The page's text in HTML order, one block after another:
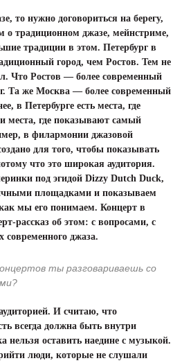
то нужно договориться на берегу,
о традиционном джазе, мейнстриме,
традиции в этом. Петербург в
город, чем Ростов. Тем не
Что Ростов — более современный
Та же Москва — более современный
в Петербурге есть места, где
места, где показывают самый
в филармонии джазовой
для того, чтобы показывать
что это широкая аудитория.
под эгидой Dizzy Dutch Duck,
площадками и показываем
мы его понимаем. Концерт в
рассказ об этом: с вопросами, с
современного джаза.
ты разговариваешь со
И считаю, что
всегда должна быть внутри
нельзя оставить наедине с музыкой.
люди, которые не слушали